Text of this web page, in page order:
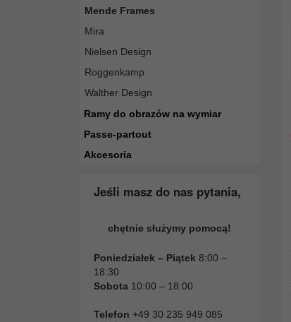
Mende Frames
Mira
Nielsen Design
Roggenkamp
Walther Design
Ramy do obrazów na wymiar
Passe-partout
Akcesoria
Jeśli masz do nas pytania,
chętnie służymy pomocą!
Poniedziałek – Piątek 8:00 –
18:30
Sobota 10:00 – 18:00
Telefon +49 30 235 949 085